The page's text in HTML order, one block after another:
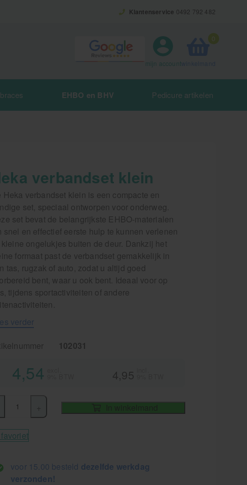
Klantenservice 0492 792 482
0
mijn account
EHBO en BHV Pedicure artikelen
verbandset klein
Heka verbandset klein is een compacte en
set, speciaal ontworpen voor onderweg.
set bevat de belangrijkste EHBO-materialen
snel en effectief eerste hulp te kunnen verlenen
ongelukjes buiten de deur. Dankzij het
formaat past de verbandset gemakkelijk in
tas, rugzak of auto, zodat u altijd goed
bent, waar u ook bent. Ideaal voor op
tijdens sportactiviteiten of andere
verder
102031
4,54 4,95
In winkelmand
favoriet
voor 15.00 besteld dezelfde werkdag
verzonden!